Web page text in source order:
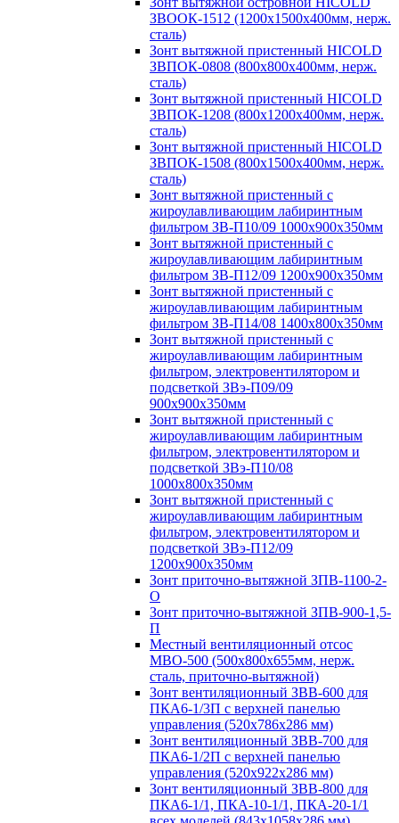
ЗВООК-1512 (1200х1500х400мм, нерж.
сталь)
Зонт вытяжной пристенный HICOLD
ЗВПОК-0808 (800х800х400мм, нерж.
сталь)
Зонт вытяжной пристенный HICOLD
ЗВПОК-1208 (800х1200х400мм, нерж.
сталь)
Зонт вытяжной пристенный HICOLD
ЗВПОК-1508 (800х1500х400мм, нерж.
сталь)
Зонт вытяжной пристенный с
жироулавливающим лабиринтным
фильтром ЗВ-П10/09 1000х900х350мм
Зонт вытяжной пристенный с
жироулавливающим лабиринтным
фильтром ЗВ-П12/09 1200х900х350мм
Зонт вытяжной пристенный с
жироулавливающим лабиринтным
фильтром ЗВ-П14/08 1400х800х350мм
Зонт вытяжной пристенный с
жироулавливающим лабиринтным
фильтром, электровентилятором и
подсветкой ЗВэ-П09/09
900х900х350мм
Зонт вытяжной пристенный с
жироулавливающим лабиринтным
фильтром, электровентилятором и
подсветкой ЗВэ-П10/08
1000х800х350мм
Зонт вытяжной пристенный с
жироулавливающим лабиринтным
фильтром, электровентилятором и
подсветкой ЗВэ-П12/09
1200х900х350мм
Зонт приточно-вытяжной ЗПВ-1100-2-
О
Зонт приточно-вытяжной ЗПВ-900-1,5-
П
Местный вентиляционный отсос
МВО-500 (500х800х655мм, нерж.
сталь, приточно-вытяжной)
Зонт вентиляционный ЗВВ-600 для
ПКА6-1/3П с верхней панелью
управления (520х786х286 мм)
Зонт вентиляционный ЗВВ-700 для
ПКА6-1/2П с верхней панелью
управления (520х922х286 мм)
Зонт вентиляционный ЗВВ-800 для
ПКА6-1/1, ПКА-10-1/1, ПКА-20-1/1